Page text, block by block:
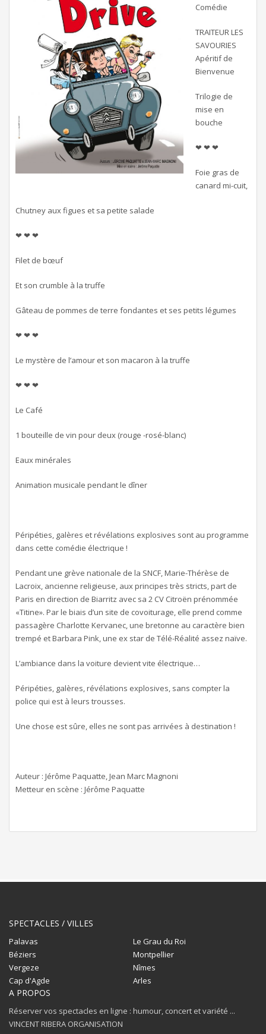
Comédie
TRAITEUR LES
SAVOURIES
Apéritif de
Bienvenue
Trilogie de
mise en
bouche
❤ ❤ ❤
Foie gras de
canard mi-cuit,
Chutney aux figues et sa petite salade
❤ ❤ ❤
Filet de bœuf
Et son crumble à la truffe
Gâteau de pommes de terre fondantes et ses petits légumes
❤ ❤ ❤
Le mystère de l’amour et son macaron à la truffe
❤ ❤ ❤
Le Café
1 bouteille de vin pour deux (rouge -rosé-blanc)
Eaux minérales
Animation musicale pendant le dîner
Péripéties, galères et révélations explosives sont au programme
dans cette comédie électrique !
Pendant une grève nationale de la SNCF, Marie-Thérèse de
Lacroix, ancienne religieuse, aux principes très stricts, part de
Paris en direction de Biarritz avec sa 2 CV Citroën prénommée
«Titine». Par le biais d’un site de covoiturage, elle prend comme
passagère Charlotte Kervanec, une bretonne au caractère bien
trempé et Barbara Pink, une ex star de Télé-Réalité assez naïve.
L’ambiance dans la voiture devient vite électrique…
Péripéties, galères, révélations explosives, sans compter la
police qui est à leurs trousses.
Une chose est sûre, elles ne sont pas arrivées à destination !
Auteur : Jérôme Paquatte, Jean Marc Magnoni
Metteur en scène : Jérôme Paquatte
SPECTACLES / VILLES
Palavas
Le Grau du Roi
Béziers
Montpellier
Vergeze
Nîmes
Cap d'Agde
Arles
A PROPOS
Réserver vos spectacles en ligne : humour, concert et variété ...
VINCENT RIBERA ORGANISATION